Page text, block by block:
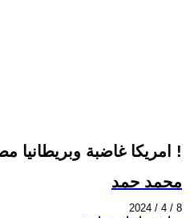
امريكا غاضبة وبريطانيا مصدومة...يا للنفاق !
محمد حمد
2024 / 4 / 8